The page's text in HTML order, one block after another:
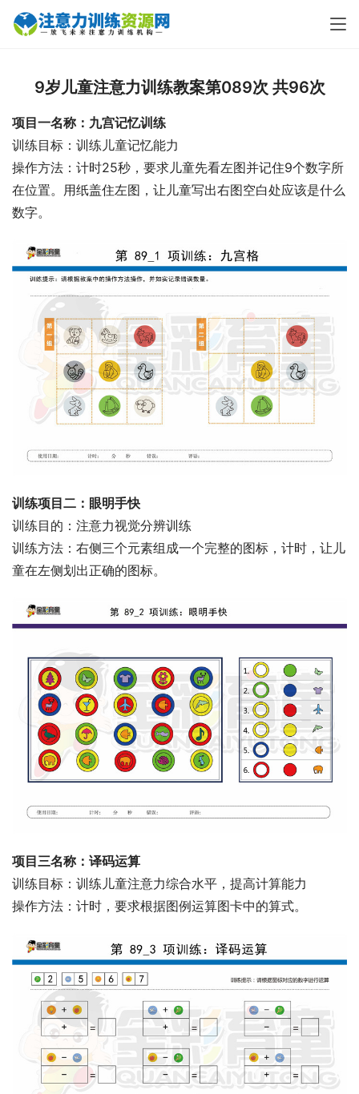
9岁儿童注意力训练教案第089次 共96次
项目一名称：九宫记忆训练
训练目标：训练儿童记忆能力
操作方法：计时25秒，要求儿童先看左图并记住9个数字所
在位置。用纸盖住左图，让儿童写出右图空白处应该是什么
数字。
训练项目二：眼明手快
训练目的：注意力视觉分辨训练
训练方法：右侧三个元素组成一个完整的图标，计时，让儿
童在左侧划出正确的图标。
项目三名称：译码运算
训练目标：训练儿童注意力综合水平，提高计算能力
操作方法：计时，要求根据图例运算图卡中的算式。